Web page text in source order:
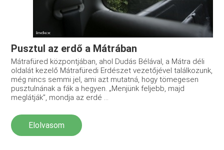
Pusztul az erdő a Mátrában
Mátrafüred központjában, ahol Dudás Bélával, a Mátra déli
oldalát kezelő Mátrafüredi Erdészet vezetőjével találkozunk,
még nincs semmi jel, ami azt mutatná, hogy tömegesen
pusztulnának a fák a hegyen. „Menjünk feljebb, majd
meglátják”, mondja az erdé ...
Elolvasom